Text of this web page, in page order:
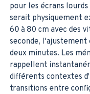
pour les écrans
serait physiquement
60 à 80 cm avec des
seconde,
deux minutes. Les
rappellent
différents contextes
transitions entre